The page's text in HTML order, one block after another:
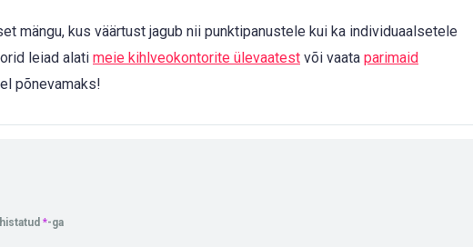
mängu, kus väärtust jagub nii punktipanustele kui ka individuaalsetele
leiad alati meie kihlveokontorite ülevaatest või vaata parimaid
põnevamaks!
*-ga